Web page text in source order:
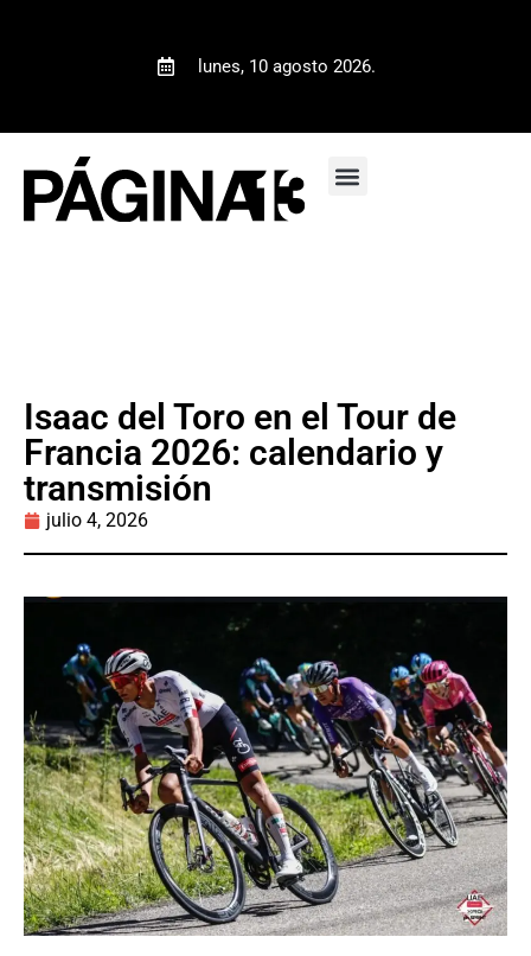
lunes, 10 agosto 2026.
Isaac del Toro en el Tour de
Francia 2026: calendario y
transmisión
julio 4, 2026